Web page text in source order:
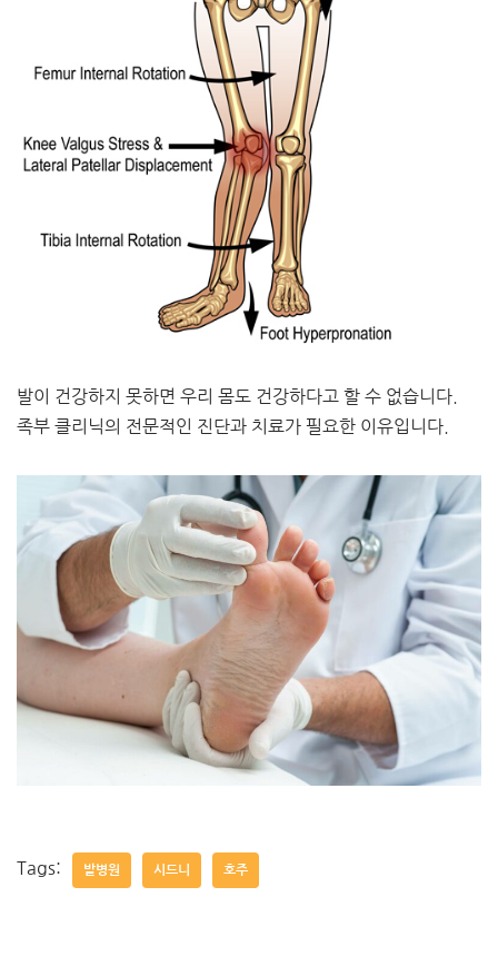
발이 건강하지 못하면 우리 몸도 건강하다고 할 수 없습니다.
족부 클리닉의 전문적인 진단과 치료가 필요한 이유입니다.
Tags: 발병원 시드니 호주